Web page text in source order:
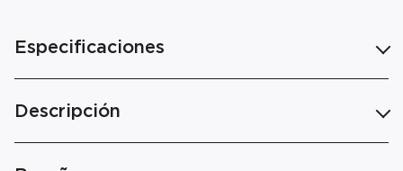
Especificaciones
Descripción